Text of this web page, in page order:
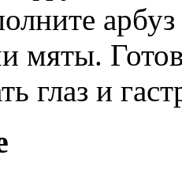
мяты.
глаз и